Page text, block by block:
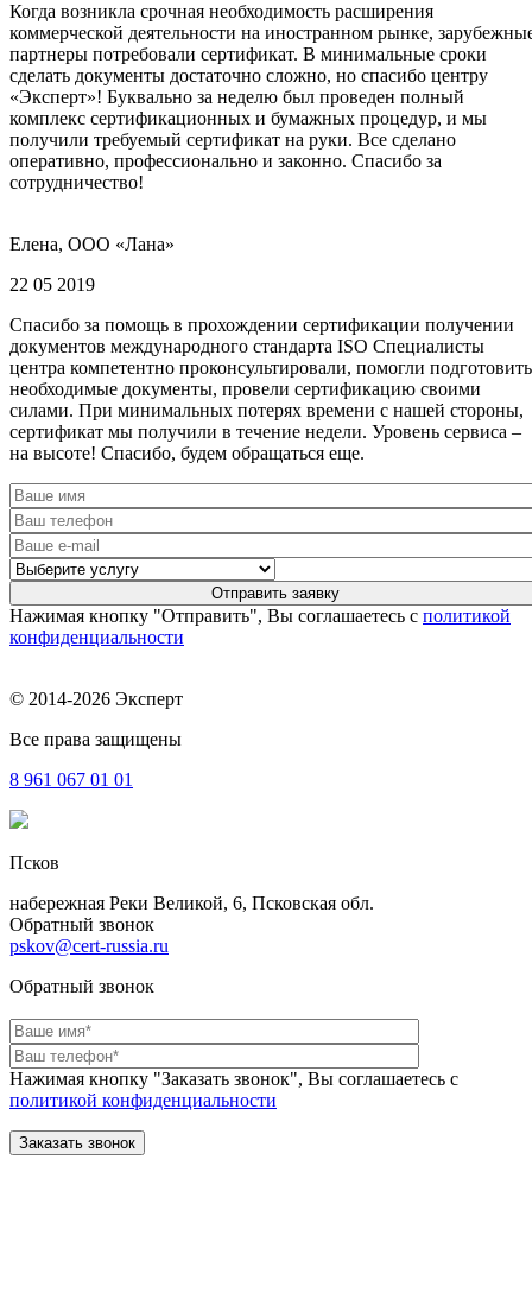
Когда возникла срочная необходимость расширения
коммерческой деятельности на иностранном рынке,
партнеры потребовали сертификат. В минимальные сроки
сделать документы достаточно сложно, но спасибо центру
«Эксперт»! Буквально за неделю был проведен полный
комплекс сертификационных и бумажных процедур, и мы
получили требуемый сертификат на руки. Все сделано
оперативно, профессионально и законно. Спасибо за
сотрудничество!
Елена, ООО «Лана»
22 05 2019
Спасибо за помощь в прохождении сертификации получении
документов международного стандарта ISO Специалисты
центра компетентно проконсультировали, помогли подготовить
необходимые документы, провели сертификацию своими
силами. При минимальных потерях времени с нашей стороны,
сертификат мы получили в течение недели. Уровень сервиса –
на высоте! Спасибо, будем обращаться еще.
Нажимая кнопку "Отправить", Вы соглашаетесь с политикой
конфиденциальности
© 2014-2026 Эксперт
Все права защищены
8 961 067 01 01
Псков
набережная Реки Великой, 6, Псковская обл.
Обратный звонок
pskov@cert-russia.ru
Обратный звонок
Нажимая кнопку "Заказать звонок", Вы соглашаетесь с
политикой конфиденциальности